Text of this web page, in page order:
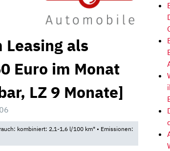
Leasing als
Euro im Monat
LZ 9 Monate]
kombiniert: 2,1-1,6 l/100 km* • Emissionen: